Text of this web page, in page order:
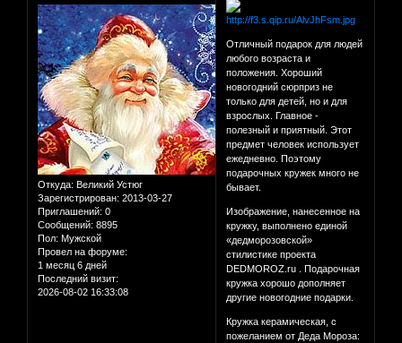
Откуда: Великий Устюг
Зарегистрирован: 2013-03-27
Приглашений: 0
Сообщений: 8895
Пол: Мужской
Провел на форуме:
1 месяц 6 дней
Последний визит:
2026-08-02 16:33:08
Отличный подарок для людей
любого возраста и
положения. Хороший
новогодний сюрприз не
только для детей, но и для
взрослых. Главное -
полезный и приятный. Этот
предмет человек использует
ежедневно. Поэтому
подарочных кружек много не
бывает.
Изображение, нанесенное на
кружку, выполнено единой
«дедморозовской»
стилистике проекта
DEDMOROZ.ru . Подарочная
кружка хорошо дополняет
другие новогодние подарки.
Кружка керамическая, с
пожеланием от Деда Мороза: